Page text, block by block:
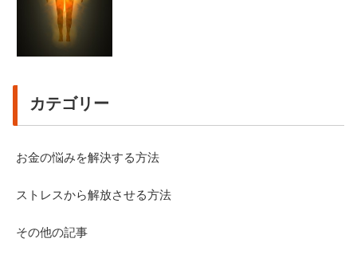
カテゴリー
お金の悩みを解決する方法
ストレスから解放させる方法
その他の記事